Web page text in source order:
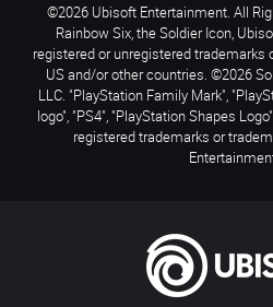
©2026 Ubisoft Entertainment. All
Rainbow Six, the Soldier Icon,
registered or unregistered
US and/or other countries. ©2026
LLC. "PlayStation Family Mark",
logo", "PS4", "PlayStation Shapes
registered trademarks or